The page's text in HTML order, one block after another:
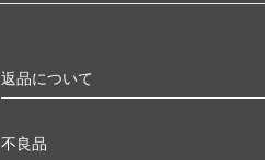
返品について
不良品